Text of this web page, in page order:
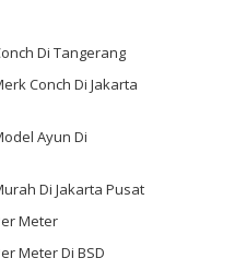
Di Tangerang
Conch Di Jakarta
Ayun Di
Di Jakarta Pusat
Meter
Meter Di BSD